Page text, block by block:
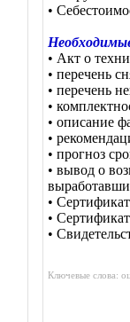
•
• Акт о
• перечень
• перечень
•
• описание
•
• прогноз
• вывод о
•
•
•
Ключевые слова: